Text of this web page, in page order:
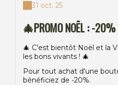
31 oct. 25
🎄PROMO NOËL : -
🎄 C'est bientôt Noël et la
les bons vivants ! 🎄
Pour tout achat d'une
bénéficiez de -20%.